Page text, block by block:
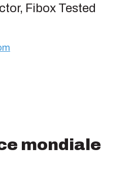
Fibox Tested
mondiale